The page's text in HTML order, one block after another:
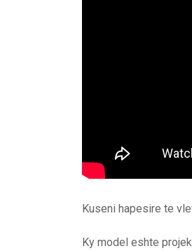
Kuseni hapesire te
Ky model eshte